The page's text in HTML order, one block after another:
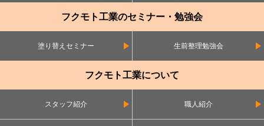
フクモト工業のセミナー・勉強会
塗り替えセミナー 生前整理勉強会
フクモト工業について
スタッフ紹介 職人紹介